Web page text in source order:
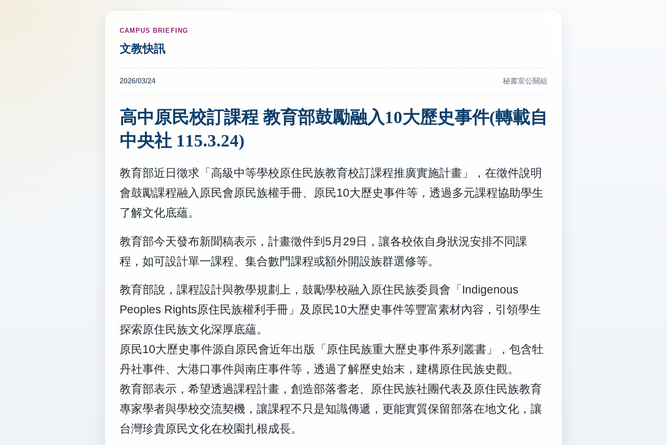
CAMPUS BRIEFING
文教快訊
2026/03/24 秘書室公關組
高中原民校訂課程 教育部鼓勵融入10大歷史事件(轉載自
中央社 115.3.24)
教育部近日徵求「高級中等學校原住民族教育校訂課程推廣實施計畫」，在徵件說明
會鼓勵課程融入原民會原民族權手冊、原民10大歷史事件等，透過多元課程協助學生
了解文化底蘊。
教育部今天發布新聞稿表示，計畫徵件到5月29日，讓各校依自身狀況安排不同課
程，如可設計單一課程、集合數門課程或額外開設族群選修等。
教育部說，課程設計與教學規劃上，鼓勵學校融入原住民族委員會「Indigenous
Peoples Rights原住民族權利手冊」及原民10大歷史事件等豐富素材內容，引領學生
探索原住民族文化深厚底蘊。
原民10大歷史事件源自原民會近年出版「原住民族重大歷史事件系列叢書」，包含牡
丹社事件、大港口事件與南庄事件等，透過了解歷史始末，建構原住民族史觀。
教育部表示，希望透過課程計畫，創造部落耆老、原住民族社團代表及原住民族教育
專家學者與學校交流契機，讓課程不只是知識傳遞，更能實質保留部落在地文化，讓
台灣珍貴原民文化在校園扎根成長。